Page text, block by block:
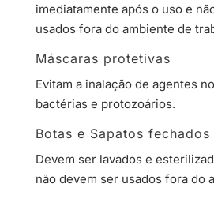
imediatamente após o uso e
usados fora do ambiente de
Máscaras protetivas
Evitam a inalação de agentes
bactérias e protozoários.
Botas e Sapatos fechados
Devem ser lavados e
não devem ser usados fora do